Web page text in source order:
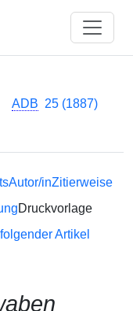
ADB 25 (1887)
Autor/inZitierweise
Druckvorlage
folgender Artikel